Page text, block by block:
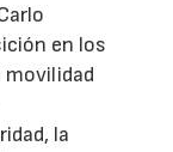
en los
la